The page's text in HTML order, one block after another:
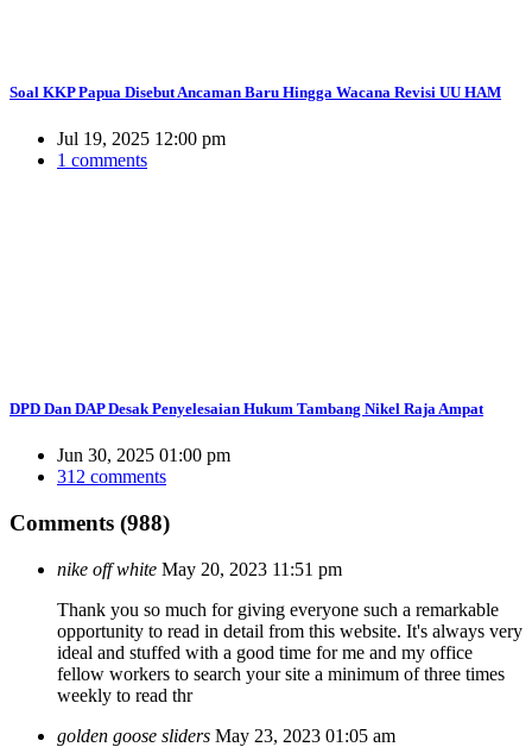
Soal KKP Papua Disebut Ancaman Baru Hingga Wacana Revisi UU HAM
Jul 19, 2025 12:00 pm
1 comments
DPD Dan DAP Desak Penyelesaian Hukum Tambang Nikel Raja Ampat
Jun 30, 2025 01:00 pm
312 comments
Comments (988)
nike off white May 20, 2023 11:51 pm
Thank you so much for giving everyone such a remarkable
opportunity to read in detail from this website. It's always very
ideal and stuffed with a good time for me and my office
fellow workers to search your site a minimum of three times
weekly to read thr
golden goose sliders May 23, 2023 01:05 am